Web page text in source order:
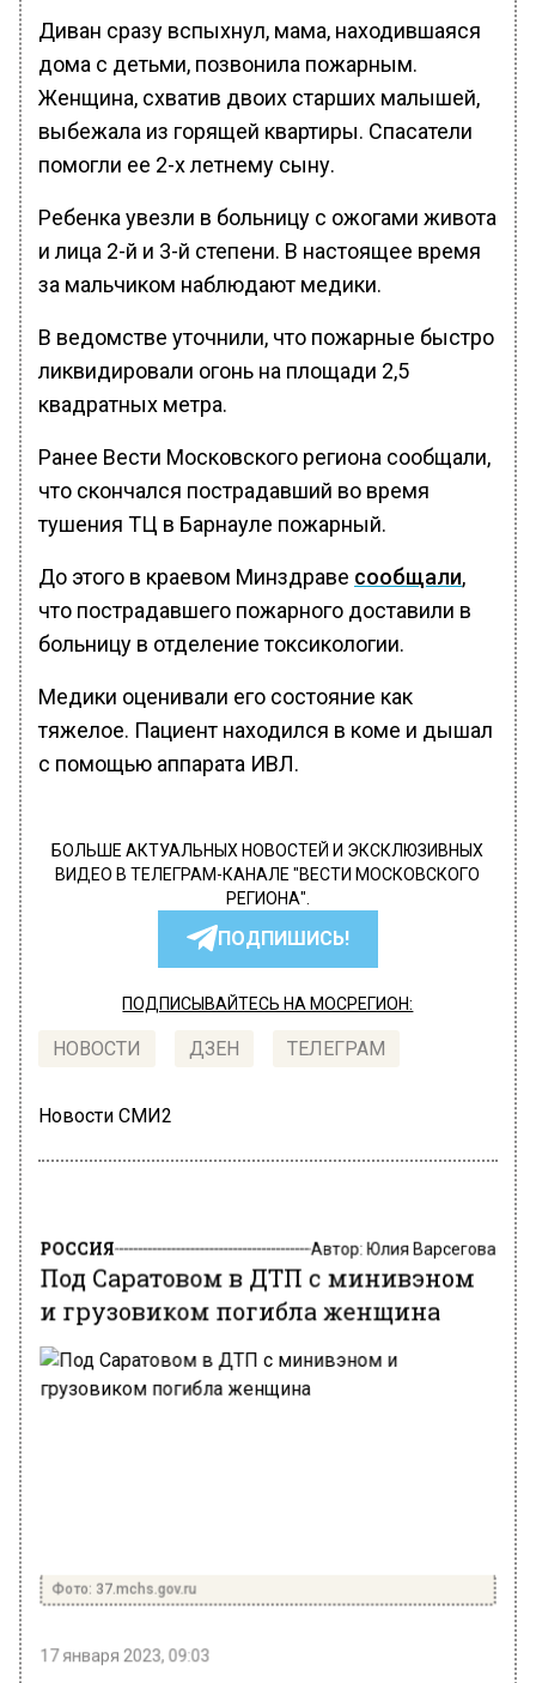
Диван сразу вспыхнул, мама, находившаяся
дома с детьми, позвонила пожарным.
Женщина, схватив двоих старших малышей,
выбежала из горящей квартиры. Спасатели
помогли ее 2-х летнему сыну.
Ребенка увезли в больницу с ожогами живота
и лица 2-й и 3-й степени. В настоящее время
за мальчиком наблюдают медики.
В ведомстве уточнили, что пожарные быстро
ликвидировали огонь на площади 2,5
квадратных метра.
Ранее Вести Московского региона сообщали,
что скончался пострадавший во время
тушения ТЦ в Барнауле пожарный.
До этого в краевом Минздраве сообщали,
что пострадавшего пожарного доставили в
больницу в отделение токсикологии.
Медики оценивали его состояние как
тяжелое. Пациент находился в коме и дышал
с помощью аппарата ИВЛ.
БОЛЬШЕ АКТУАЛЬНЫХ НОВОСТЕЙ И ЭКСКЛЮЗИВНЫХ
ВИДЕО В ТЕЛЕГРАМ-КАНАЛЕ "ВЕСТИ МОСКОВСКОГО
РЕГИОНА".
ПОДПИШИСЬ!
ПОДПИСЫВАЙТЕСЬ НА МОСРЕГИОН:
НОВОСТИ ДЗЕН ТЕЛЕГРАМ
Новости СМИ2
РОССИЯ Автор:Юлия Варсегова
Под Саратовом в ДТП с минивэном
и грузовиком погибла женщина
Фото: 37.mchs.gov.ru
17 января 2023, 09:03